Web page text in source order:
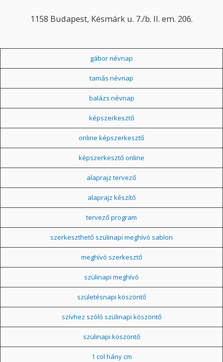
1158 Budapest, Késmárk u. 7./b. II. em. 206.
gábor névnap
tamás névnap
balázs névnap
képszerkesztő
online képszerkesztő
képszerkesztő online
alaprajz tervező
alaprajz készítő
tervező program
szerkeszthető szülinapi meghívó sablon
meghívó szerkesztő
szülinapi meghívó
születésnapi köszöntő
szívhez szóló szülinapi köszöntő
szülinapi köszöntő
1 col hány cm